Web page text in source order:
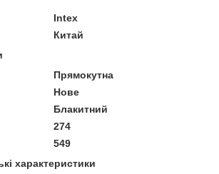
Intex
Китай
Прямокутна
Нове
Блакитний
274
549
характеристики